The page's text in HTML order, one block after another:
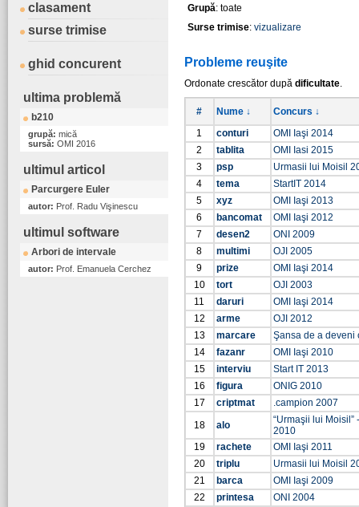
clasament
surse trimise
ghid concurent
ultima problemă
b210
grupă: mică
sursă: OMI 2016
ultimul articol
Parcurgere Euler
autor: Prof. Radu Vişinescu
ultimul software
Arbori de intervale
autor: Prof. Emanuela Cerchez
Grupă: toate
Surse trimise: vizualizare
Probleme reuşite
Ordonate crescător după dificultate.
# Nume ↓
Concurs ↓
1
conturi
OMI Iaşi 2014
2
tablita
OMI Iasi 2015
3
psp
Urmasii lui Moisil
4
tema
StartIT 2014
5
xyz
OMI Iaşi 2013
6
bancomat
OMI Iaşi 2012
7
desen2
ONI 2009
8
multimi
OJI 2005
9
prize
OMI Iaşi 2014
10
tort
OJI 2003
11
daruri
OMI Iaşi 2014
12
arme
OJI 2012
13
marcare
Şansa de a deveni
14
fazanr
OMI Iaşi 2010
15
interviu
Start IT 2013
16
figura
ONIG 2010
17
criptmat
.campion 2007
18
alo
“Urmaşii lui Moisil”
2010
19
rachete
OMI Iaşi 2011
20
triplu
Urmasii lui Moisil
21
barca
OMI Iaşi 2009
22
printesa
ONI 2004